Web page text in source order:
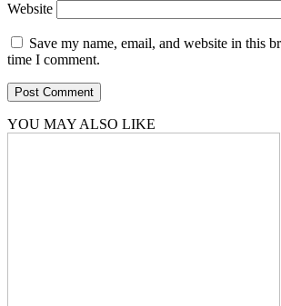
Website
Save my name, email, and website in this
time I comment.
YOU MAY ALSO LIKE